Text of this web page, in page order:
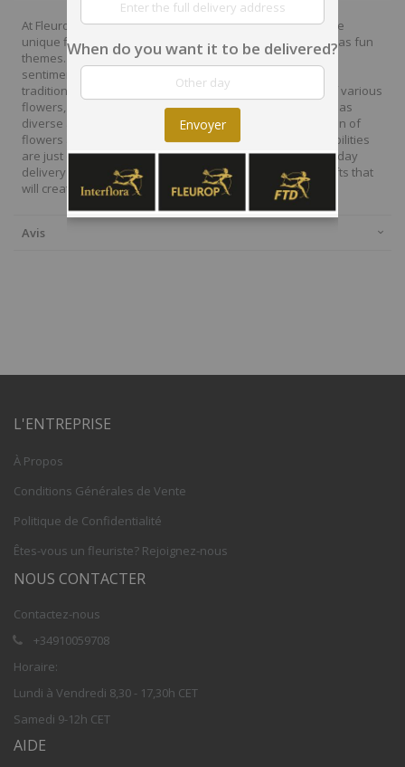
At Fleurop, our skilled floral designers endeavour to create
unique floral designs, with imaginative, thoughtful as well as fun
themes. Each bouquet is personally crafted to conjure the
sentiments you want to convey with the flowers. From a
traditional bouquet of red roses to modern assortment of various
flowers, now it is easier to send different flowers that are as
diverse as your expressions. Choose from a vast collection of
flowers and gift baskets for delivery at Fleurop, the possibilities
are just endless. Surprise your loved ones with the same day
delivery of fresh flowers arrangements and wonderful gifts that
will create memories to last a lifetime.
Avis
L'ENTREPRISE
À Propos
Conditions Générales de Vente
Politique de Confidentialité
Êtes-vous un fleuriste? Rejoignez-nous
NOUS CONTACTER
Contactez-nous
+34910059708
Horaire:
Lundi à Vendredi 8,30 - 17,30h CET
Samedi 9-12h CET
AIDE
When do you want it to be delivered?
Envoyer